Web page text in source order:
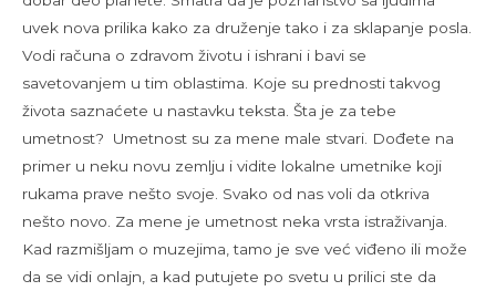
uvek nova prilika kako za druženje tako i za sklapanje posla.
Vodi računa o zdravom životu i ishrani i bavi se
savetovanjem u tim oblastima. Koje su prednosti takvog
života saznaćete u nastavku teksta. Šta je za tebe
umetnost? Umetnost su za mene male stvari. Dođete na
primer u neku novu zemlju i vidite lokalne umetnike koji
rukama prave nešto svoje. Svako od nas voli da otkriva
nešto novo. Za mene je umetnost neka vrsta istraživanja.
Kad razmišljam o muzejima, tamo je sve već viđeno ili može
da se vidi onlajn, a kad putujete po svetu u prilici ste da